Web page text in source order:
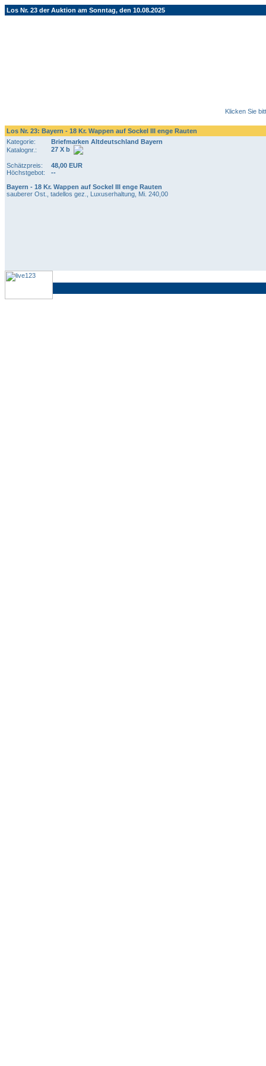
Los Nr. 23 der Auktion am Sonntag, den 10.08.2025
Klicken Sie
Los Nr. 23: Bayern - 18 Kr. Wappen auf Sockel III enge Rauten
Kategorie:
Briefmarken Altdeutschland Bayern
Katalognr.:
27 X b
Schätzpreis:
48,00 EUR
Höchstgebot:
--
Bayern - 18 Kr. Wappen auf Sockel III enge Rauten
sauberer Ost., tadellos gez., Luxuserhaltung, Mi. 240,00